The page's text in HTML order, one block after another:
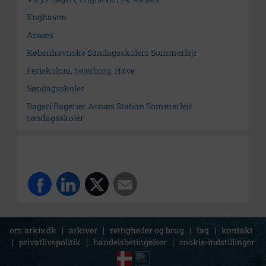
Enghaven
Asnæs
Københavnske Søndagsskolers Sommerlejr
Feriekoloni, Sejerborg, Høve
Søndagsskoler
Bageri Bagerier Asnæs Station Sommerlejr
søndagsskoler
om arkiv.dk | arkiver | rettigheder og brug | faq | kontakt
| privatlivspolitik | handelsbetingelser | cookie-indstillinger